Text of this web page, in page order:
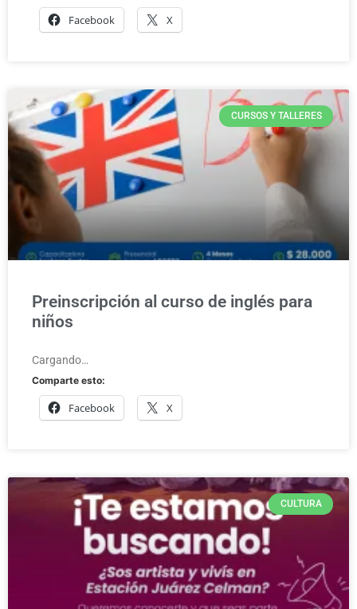
Facebook X
CURSOS Y TALLERES
Preinscripción al curso de inglés para
niños
Cargando…
Comparte esto:
Facebook X
CULTURA